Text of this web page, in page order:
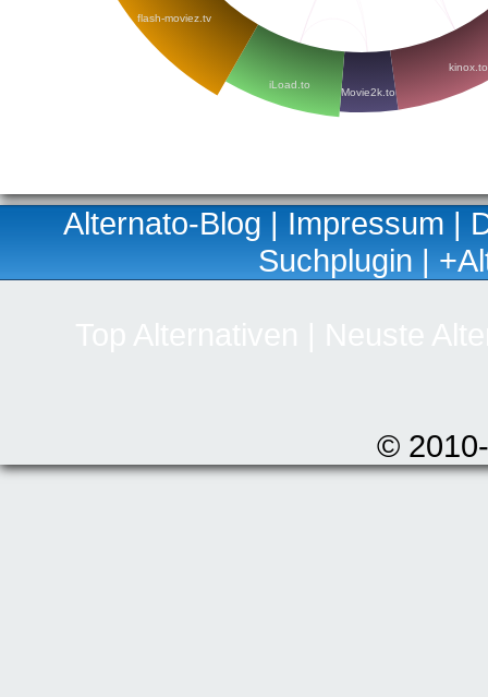
kinox.to
Movie2k.to
iLoad.to
flash-moviez.tv
Alternato-Blog | Impressum |
Suchplugin |
©